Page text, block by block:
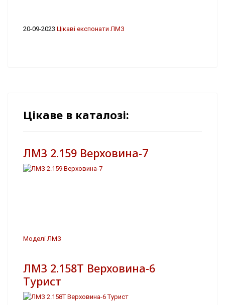
20-09-2023 Цікаві експонати ЛМЗ
Цікаве в каталозі:
ЛМЗ 2.159 Верховина-7
Моделі ЛМЗ
ЛМЗ 2.158Т Верховина-6
Турист